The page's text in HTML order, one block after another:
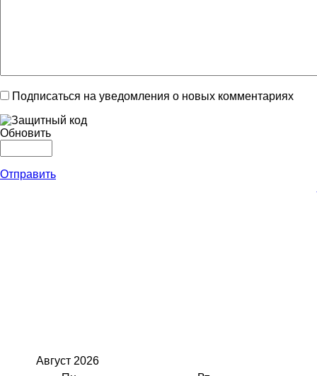
Подписаться на уведомления о новых комментариях
Обновить
Отправить
Август 2026